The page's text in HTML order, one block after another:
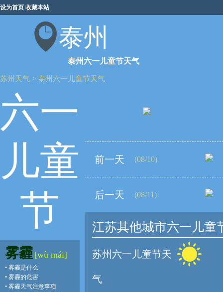
设为首页 收藏本站
泰州
泰州六一儿童节天气
苏州天气 > 泰州六一儿童节天气
六一
儿童
节
雾霾 [wù mái]
• 雾霾是什么
• 雾霾的危害
• 雾霾天气注意事项
前一天 (08/10)
后一天 (08/11)
江苏其他城市六一儿童
苏州六一儿童节天
气